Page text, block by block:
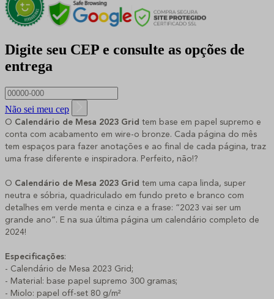
Digite seu CEP e consulte as opções de
entrega
Não sei meu cep
O Calendário de Mesa 2023 Grid tem base em papel supremo e
conta com acabamento em wire-o bronze. Cada página do mês
tem espaços para fazer anotações e ao final de cada página, traz
uma frase diferente e inspiradora. Perfeito, não!?
O Calendário de Mesa 2023 Grid tem uma capa linda, super
neutra e sóbria, quadriculado em fundo preto e branco com
detalhes em verde menta e cinza e a frase: “2023 vai ser um
grande ano”. E na sua última página um calendário completo de
2024!
Especificações:
- Calendário de Mesa 2023 Grid;
- Material: base papel supremo 300 gramas;
- Miolo: papel off-set 80 g/m²